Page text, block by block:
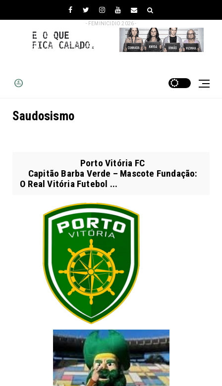
- FEMINICIDIO 2026 -
Saudosismo
Porto Vitória FC
Capitão Barba Verde – Mascote Fundação:
O Real Vitória Futebol ...